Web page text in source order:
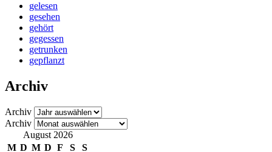
gelesen
gesehen
gehört
gegessen
getrunken
gepflanzt
Archiv
Archiv
Archiv
August 2026
M D M D F S
S